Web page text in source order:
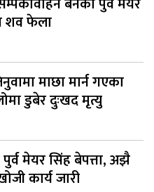
शव फेला
माछा मार्न गएका
डुबेर दुःखद मृत्यु
मेयर सिंह बेपत्ता, अझै
कार्य जारी